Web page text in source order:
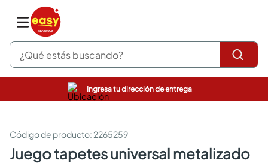
¿Qué estás buscando?
Ingresa tu dirección de entrega
: 2265259
juego tapetes universal metalizado
pinturas
sanitarios
comedor